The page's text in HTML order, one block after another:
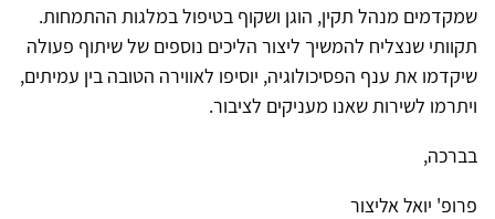
שמקדמים מנהל תקין, הוגן ושקוף בטיפול במלגות ההתמחות.
תקוותי שנצליח להמשיך ליצור הליכים נוספים של שיתוף פעולה
שיקדמו את ענף הפסיכולוגיה, יוסיפו לאווירה הטובה בין עמיתים,
ויתרמו לשירות שאנו מעניקים לציבור.
בברכה,
פרופ' יואל אליצור